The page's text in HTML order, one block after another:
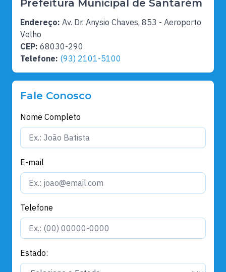
Prefeitura Municipal de Santarém
Endereço: Av. Dr. Anysio Chaves, 853 - Aeroporto
Velho
CEP: 68030-290
Telefone: (93) 2101-5100
Fale Conosco
Nome Completo
E-mail
Telefone
Estado: